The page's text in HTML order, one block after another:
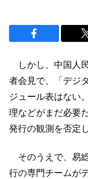
しかし、中国人
者会見で、「デジ
ジュール表はない
理などがまだ必要
発行の観測を否定し
そのうえで、易
行の専門チームが